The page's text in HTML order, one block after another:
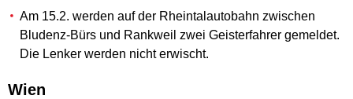
Am 15.2. werden auf der Rheintalautobahn zwischen
Bludenz-Bürs und Rankweil zwei Geisterfahrer gemeldet.
Die Lenker werden nicht erwischt.
Wien